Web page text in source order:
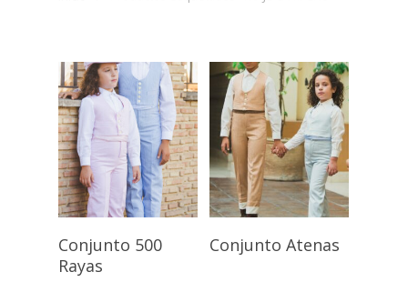
Seleccionar
Conjunto 500
Rayas
Seleccionar
Conjunto Atenas